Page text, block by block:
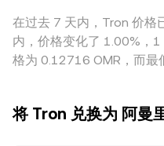
在过去 7 天内，Tron 价格
内，价格变化了 1.00%，
格为 0.12716 OMR，而最
将 Tron 兑换为 阿曼